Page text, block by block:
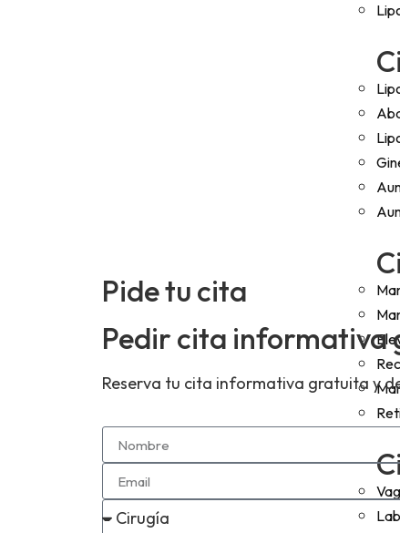
Pide tu cita
Pedir cita informativa
Reserva tu cita informativa gratuita y